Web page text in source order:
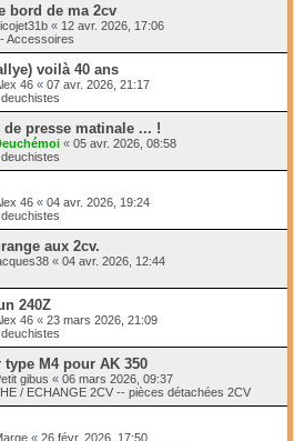
bord de ma 2cv
« 12 avr. 2026, 17:06
Accessoires
voilà 40 ans
46 « 07 avr. 2026, 21:17
de presse matinale ... !
« 05 avr. 2026, 08:58
46 « 04 avr. 2026, 19:24
aux 2cv.
« 04 avr. 2026, 12:44
240Z
46 « 23 mars 2026, 21:09
type M4 pour AK 350
gibus « 06 mars 2026, 09:37
/ ECHANGE 2CV -- pièces détachées 2CV
« 26 févr. 2026, 17:50